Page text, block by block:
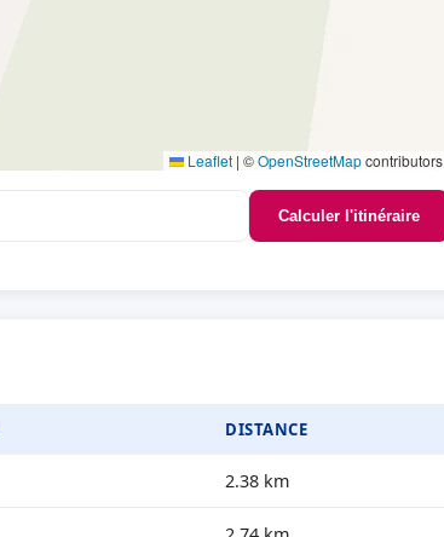
Leaflet | ©OpenStreetMapcontributors
Calculer l'itinéraire
DISTANCE
2.38 km